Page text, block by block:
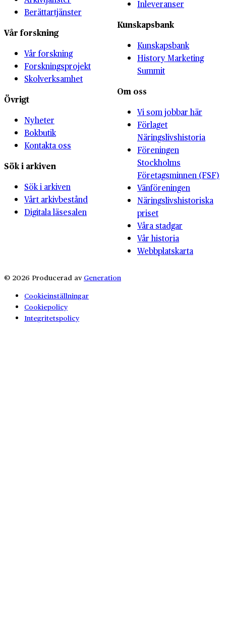
Berättartjänster
Vår forskning
Vår forskning
Forskningsprojekt
Skolverksamhet
Övrigt
Nyheter
Bokbutik
Kontakta oss
Sök i arkiven
Sök i arkiven
Vårt arkivbestånd
Digitala läsesalen
Inleveranser
Kunskapsbank
Kunskapsbank
History Marketing
Summit
Om oss
Vi som jobbar här
Förlaget
Näringslivshistoria
Föreningen
Stockholms
Företagsminnen (FSF)
Vänföreningen
Näringslivshistoriska
priset
Våra stadgar
Vår historia
Webbplatskarta
© 2026 Producerad av Generation
Cookieinställningar
Cookiepolicy
Integritetspolicy